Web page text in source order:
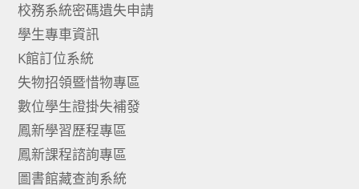
校務系統密碼遺失申請
學生專車資訊
K館訂位系統
失物招領暨惜物專區
數位學生證掛失補發
鳳新學習歷程專區
鳳新課程諮詢專區
圖書館藏查詢系統